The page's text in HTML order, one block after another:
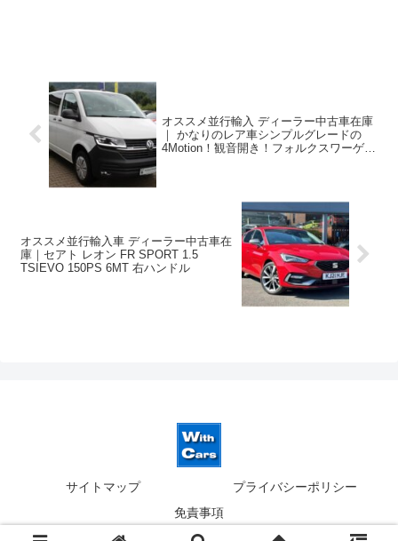
オススメ並行輸入 ディーラー中古車在庫
｜ かなりのレア車シンプルグレードの
4Motion！観音開き！フォルクスワーゲン
オススメ並行輸入車 ディーラー中古車在
庫｜セアト レオン FR SPORT 1.5
TSIEVO 150PS 6MT 右ハンドル
サイトマップ
プライバシーポリシー
免責事項